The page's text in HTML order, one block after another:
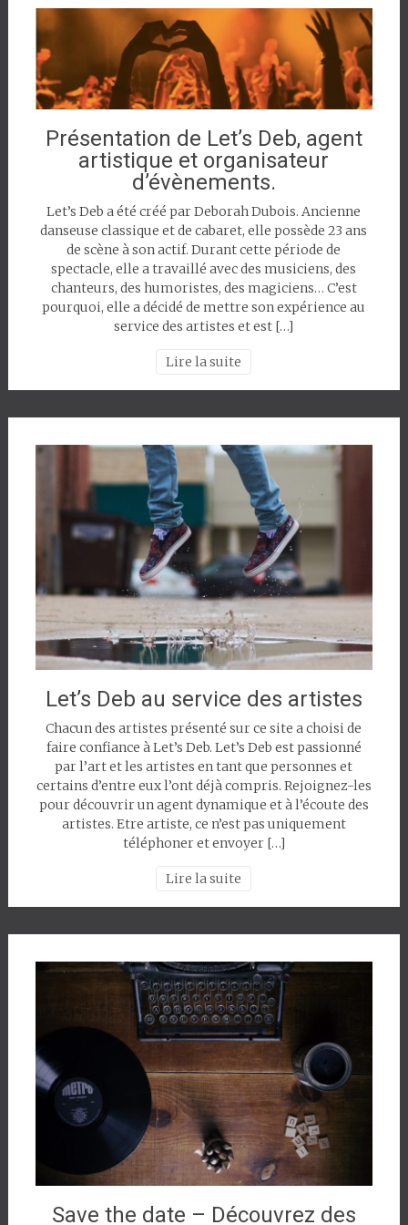
Présentation de Let’s Deb, agent
artistique et organisateur
d’évènements.
Let’s Deb a été créé par Deborah Dubois. Ancienne
danseuse classique et de cabaret, elle possède 23 ans
de scène à son actif. Durant cette période de
spectacle, elle a travaillé avec des musiciens, des
chanteurs, des humoristes, des magiciens… C’est
pourquoi, elle a décidé de mettre son expérience au
service des artistes et est […]
Lire la suite
Let’s Deb au service des artistes
Chacun des artistes présenté sur ce site a choisi de
faire confiance à Let’s Deb. Let’s Deb est passionné
par l’art et les artistes en tant que personnes et
certains d’entre eux l’ont déjà compris. Rejoignez-les
pour découvrir un agent dynamique et à l’écoute des
artistes. Etre artiste, ce n’est pas uniquement
téléphoner et envoyer […]
Lire la suite
Save the date – Découvrez des